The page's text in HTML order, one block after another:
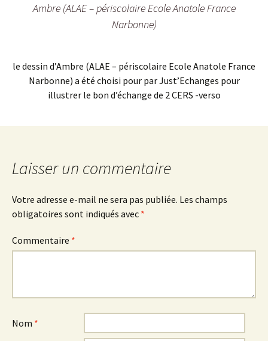
Ambre (ALAE – périscolaire Ecole Anatole France
Narbonne)
le dessin d’Ambre (ALAE – périscolaire Ecole Anatole France
Narbonne) a été choisi pour par Just’Echanges pour
illustrer le bon d’échange de 2 CERS -verso
Laisser un commentaire
Votre adresse e-mail ne sera pas publiée. Les champs
obligatoires sont indiqués avec *
Commentaire *
Nom *